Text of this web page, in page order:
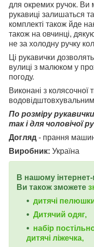
для окремих ручок. Ви
рукавиці залишаться
комплекті також йде
також на овчинці,
не за холодну ручку
Ці рукавички
вулиці з малюком у
погоду.
Виконані з колясочної
По розміру
так і для чоловічої
Догляд - прання
Виробник: Україна
В нашому інтернет-
Ви також зможете
дитячі
Дитячий одяг,
набір
дитячі ліжечка,